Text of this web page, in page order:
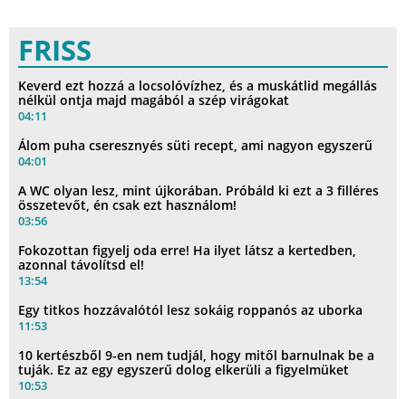
FRISS
Keverd ezt hozzá a locsolóvízhez, és a muskátlid megállás
nélkül ontja majd magából a szép virágokat
04:11
Álom puha cseresznyés süti recept, ami nagyon egyszerű
04:01
A WC olyan lesz, mint újkorában. Próbáld ki ezt a 3 filléres
összetevőt, én csak ezt használom!
03:56
Fokozottan figyelj oda erre! Ha ilyet látsz a kertedben,
azonnal távolítsd el!
13:54
Egy titkos hozzávalótól lesz sokáig roppanós az uborka
11:53
10 kertészből 9-en nem tudjál, hogy mitől barnulnak be a
tuják. Ez az egy egyszerű dolog elkerüli a figyelmüket
10:53